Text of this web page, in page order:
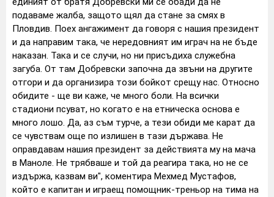
подаваме жалба, защото щял да стане за смях в
Пловдив. Поех ангажимент да говоря с нашия президент
и да направим така, че нередовният им играч на не бъде
наказан. Така и се случи, но ни присъдиха служебна
загуба. От там Добревски започна да звъни на другите
отгори и да организира този бойкот срещу нас. Относно
обидите - ще ви каже, че много боли. На всички
стадиони псуват, но когато е на етническа основа е
много лошо. Да, аз съм турче, а тези обиди ме карат да
се чувствам още по излишен в тази държава. Не
оправдавам нашия президент за действията му на мача
в Маноле. Не трябваше и той да реагира така, но не се
издържа, казвам ви", коментира Мехмед Мустафов,
който е капитан и играещ помощник-треньор на тима на